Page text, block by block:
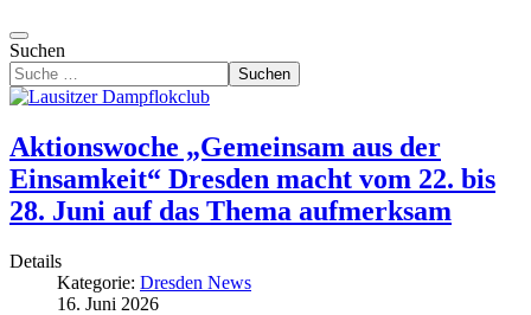
Suchen
Suchen
Aktionswoche „Gemeinsam aus der
Einsamkeit“ Dresden macht vom 22. bis
28. Juni auf das Thema aufmerksam
Details
Kategorie: Dresden News
16. Juni 2026